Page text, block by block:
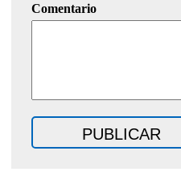
Comentario